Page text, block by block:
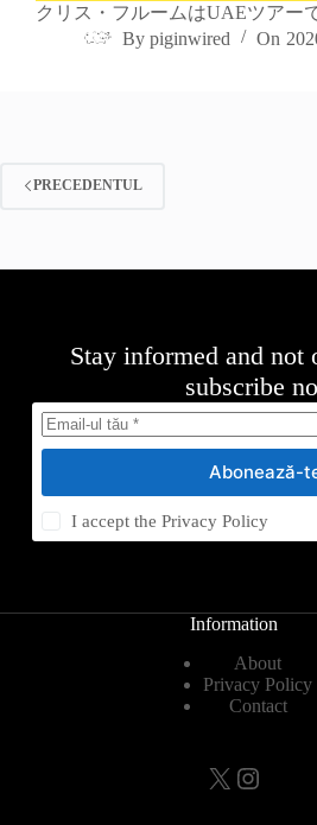
クリス・フルームはUAEツアー
By piginwired On
PRECEDENTUL
Stay informed and not
subscribe
Abonează-
I accept thePrivacy Policy
Information
About
Privacy Policy
Contact
X